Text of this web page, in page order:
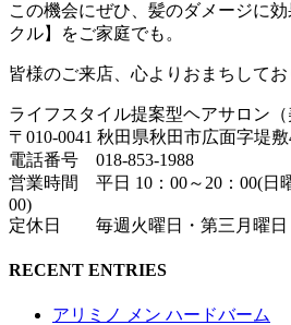
この機会にぜひ、髪のダメージに
クル】をご家庭でも。
皆様のご来店、心よりおまちしてお
ライフスタイル提案型ヘアサロン（
〒010-0041 秋田県秋田市広面字堤敷
電話番号 018-853-1988
営業時間 平日 10：00～20：00(日
00)
定休日 毎週火曜日・第三月曜日
RECENT ENTRIES
アリミノ メン ハードバーム